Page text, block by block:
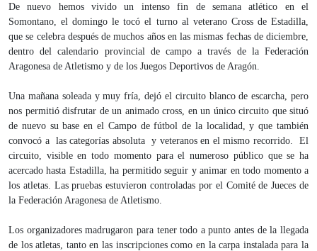
De nuevo hemos vivido un intenso fin de semana atlético en el
Somontano, el domingo le tocó el turno al veterano Cross de Estadilla,
que se celebra después de muchos años en las mismas fechas de diciembre,
dentro del calendario provincial de campo a través de la Federación
Aragonesa de Atletismo y de los Juegos Deportivos de Aragón.
Una mañana soleada y muy fría, dejó el circuito blanco de escarcha, pero
nos permitió disfrutar de un animado cross, en un único circuito que situó
de nuevo su base en el Campo de fútbol de la localidad, y que también
convocó a las categorías absoluta y veteranos en el mismo recorrido. El
circuito, visible en todo momento para el numeroso público que se ha
acercado hasta Estadilla, ha permitido seguir y animar en todo momento a
los atletas. Las pruebas estuvieron controladas por el Comité de Jueces de
la Federación Aragonesa de Atletismo.
Los organizadores madrugaron para tener todo a punto antes de la llegada
de los atletas, tanto en las inscripciones como en la carpa instalada para la